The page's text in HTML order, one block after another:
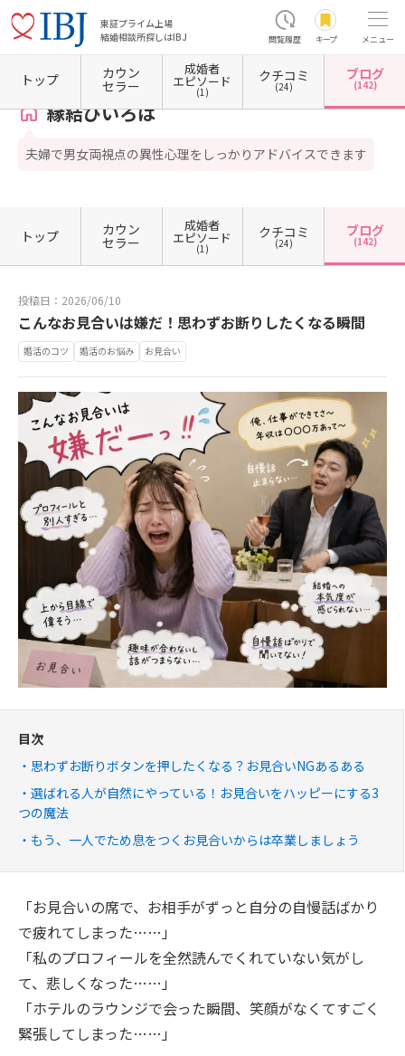
東証プライム上場
結婚相談所探しはIBJ
閲覧履歴 キープ メニュー
ホーム 福岡県の結婚相談所 福岡県福岡市 福岡県福岡市東区 縁結びいろは カウン
縁結びいろは
夫婦で男女両視点の異性心理をしっかりアドバイスできます
トップ カウン
セラー
成婚者
エピソード
(1)
クチコミ
(24)
ブログ
(142)
トップ カウン
セラー
成婚者
エピソード
(1)
クチコミ
(24)
ブログ
(142)
投稿日：2026/06/10
こんなお見合いは嫌だ！思わずお断りしたくなる瞬間
婚活のコツ 婚活のお悩み お見合い
目次
思わずお断りボタンを押したくなる？お見合いNGあるある
選ばれる人が自然にやっている！お見合いをハッピーにする3
つの魔法
もう、一人でため息をつくお見合いからは卒業しましょう
「お見合いの席で、お相手がずっと自分の自慢話ばかり
で疲れてしまった……」
「私のプロフィールを全然読んでくれていない気がし
て、悲しくなった……」
「ホテルのラウンジで会った瞬間、笑顔がなくてすごく
緊張してしまった……」